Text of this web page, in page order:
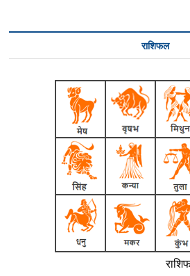
राशिफल